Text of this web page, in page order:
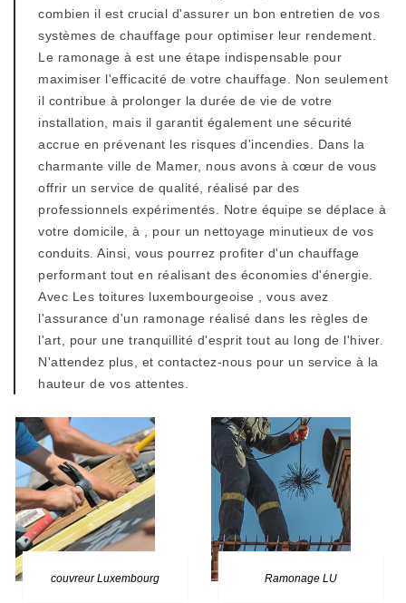
combien il est crucial d'assurer un bon entretien de vos
systèmes de chauffage pour optimiser leur rendement.
Le ramonage à est une étape indispensable pour
maximiser l'efficacité de votre chauffage. Non seulement
il contribue à prolonger la durée de vie de votre
installation, mais il garantit également une sécurité
accrue en prévenant les risques d'incendies. Dans la
charmante ville de Mamer, nous avons à cœur de vous
offrir un service de qualité, réalisé par des
professionnels expérimentés. Notre équipe se déplace à
votre domicile, à , pour un nettoyage minutieux de vos
conduits. Ainsi, vous pourrez profiter d'un chauffage
performant tout en réalisant des économies d'énergie.
Avec Les toitures luxembourgeoise , vous avez
l'assurance d'un ramonage réalisé dans les règles de
l'art, pour une tranquillité d'esprit tout au long de l'hiver.
N'attendez plus, et contactez-nous pour un service à la
hauteur de vos attentes.
couvreur Luxembourg Ramonage LU